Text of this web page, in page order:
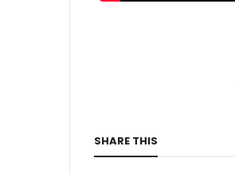
SHARE THIS